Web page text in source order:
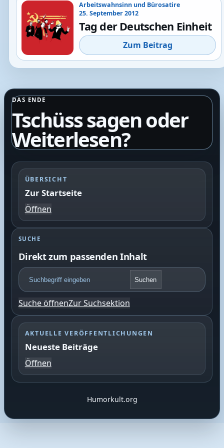
Arbeitswahnsinn und Bürosatire
25. September 2012
Tag der Deutschen Einheit
Zum Beitrag
DAS ENDE
Tschüss sagen oder
Weiterlesen?
ÜBERSICHT
Zur Startseite
Öffnen
SUCHE
Direkt zum passenden Inhalt
F
o
o
t
e
r
h
e
Suchen
Suche öffnenZur Suchsektion
AKTUELLE VERÖFFENTLICHUNGEN
Neueste Beiträge
Öffnen
Humorkult.org